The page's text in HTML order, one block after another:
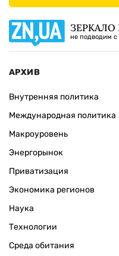
ЗЕРКАЛО
не подводим с
АРХИВ
Внутренняя политика
Международная политика
Макроуровень
Энергорынок
Приватизация
Экономика регионов
Наука
Технологии
Среда обитания